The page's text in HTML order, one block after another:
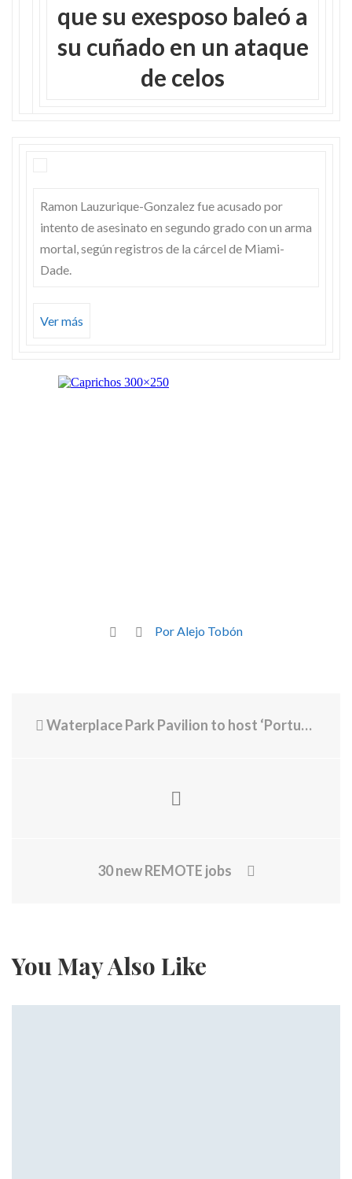
que su exesposo baleó a
su cuñado en un ataque
de celos
Ramon Lauzurique-Gonzalez fue acusado por
intento de asesinato en segundo grado con un arma
mortal, según registros de la cárcel de Miami-
Dade.
Ver más
Por Alejo Tobón
Waterplace Park Pavilion to host ‘Portugal Futebol Experience’ for World Cup fans
30 new REMOTE jobs
You May Also Like